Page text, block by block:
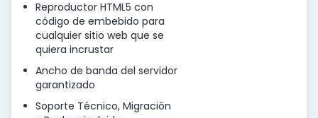
Reproductor HTML5 con
código de embebido para
cualquier sitio web que se
quiera incrustar
Ancho de banda del servidor
garantizado
Soporte Técnico, Migración